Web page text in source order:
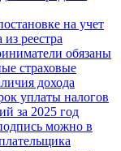
на учет
реестра
обязаны
страховые
дохода
уплаты налогов
за 2025 год
можно в